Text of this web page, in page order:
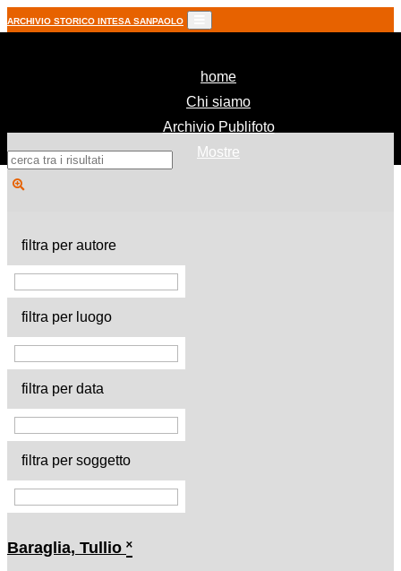
ARCHIVIO STORICO INTESA SANPAOLO
home(current)
Chi siamo
Archivio Publifoto
Mostre
filtra per autore
filtra per luogo
filtra per data
filtra per soggetto
Baraglia, Tullio ˟